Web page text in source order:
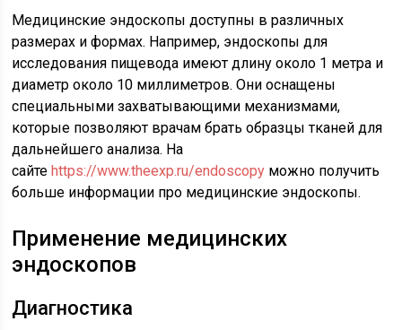
Медицинские эндоскопы доступны в различных
размерах и формах. Например, эндоскопы для
исследования пищевода имеют длину около 1 метра и
диаметр около 10 миллиметров. Они оснащены
специальными захватывающими механизмами,
которые позволяют врачам брать образцы тканей для
дальнейшего анализа. На
сайтеhttps://www.theexp.ru/endoscopy можно получить
больше информации про медицинские эндоскопы.
Применение медицинских
эндоскопов
Диагностика